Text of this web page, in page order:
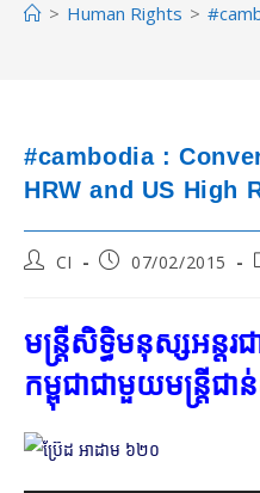
> Human Rights >
#cambodia :
HRW and US High
PostCI
Post07/02/2015
មន្ត្រី​សិទ្ធិ​មនុស្ស​អន្តរ
កម្ពុជា​ជាមួយ​មន្ត្រី​ជា